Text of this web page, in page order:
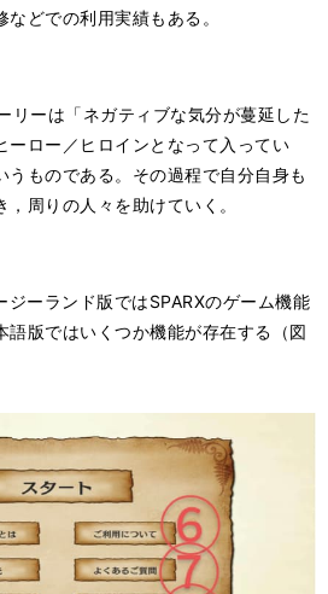
どでの利用実績もある。
リーは「ネガティブな気分が蔓延した
ーロー／ヒロインとなって入ってい
うものである。その過程で自分自身も
周りの人々を助けていく。
ジーランド版ではSPARXのゲーム機能
語版ではいくつか機能が存在する（図